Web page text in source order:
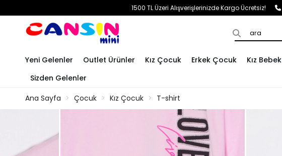
1500 TL Üzeri Alışverişlerinizde Kargo Ücretsiz!
Yeni Gelenler Outlet Ürünler Kız Çocuk Erkek Çocuk Kız Bebek
Sizden Gelenler
Ana Sayfa
Çocuk Kız Çocuk T-shirt